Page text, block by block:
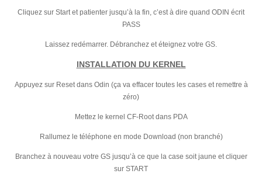
Cliquez sur Start et patienter jusqu’à la fin, c’est à dire quand ODIN écrit
PASS
Laissez redémarrer. Débranchez et éteignez votre GS.
INSTALLATION DU KERNEL
Appuyez sur Reset dans Odin (ça va effacer toutes les cases et remettre à
zéro)
Mettez le kernel CF-Root dans PDA
Rallumez le téléphone en mode Download (non branché)
Branchez à nouveau votre GS jusqu’à ce que la case soit jaune et cliquer
sur START